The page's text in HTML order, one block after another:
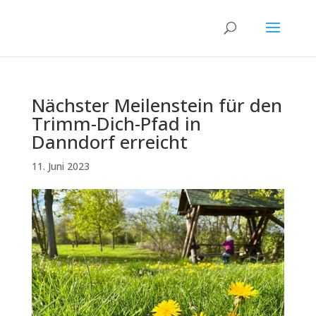
Nächster Meilenstein für den
Trimm-Dich-Pfad in
Danndorf erreicht
11. Juni 2023